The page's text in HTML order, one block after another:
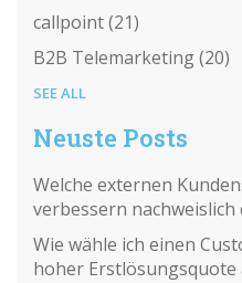
callpoint(21)
B2B Telemarketing(20)
SEE ALL
Neuste Posts
Welche externen
verbessern
Wie wähle ich einen
hoher Erstlösungsquote